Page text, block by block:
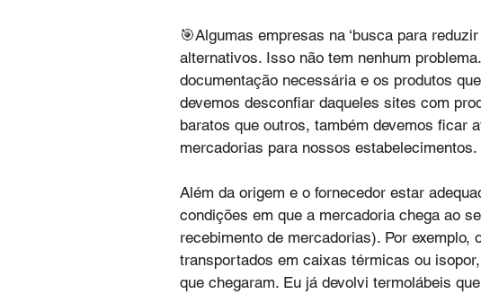
🎯Algumas empresas na ‘busca para
alternativos. Isso não tem nenhum
documentação necessária e os produtos
devemos desconfiar daqueles sites com
baratos que outros, também devemos ficar
mercadorias para nossos estabelecimentos.
Além da origem e o fornecedor estar
condições em que a mercadoria chega ao
recebimento de mercadorias). Por
transportados em caixas térmicas ou
que chegaram. Eu já devolvi termolábeis